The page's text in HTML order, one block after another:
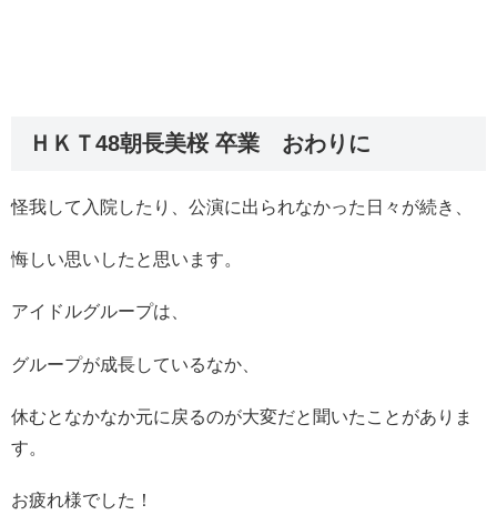
ＨＫＴ48朝長美桜 卒業 おわりに
怪我して入院したり、公演に出られなかった日々が続き、
悔しい思いしたと思います。
アイドルグループは、
グループが成長しているなか、
休むとなかなか元に戻るのが大変だと聞いたことがありま
す。
お疲れ様でした！